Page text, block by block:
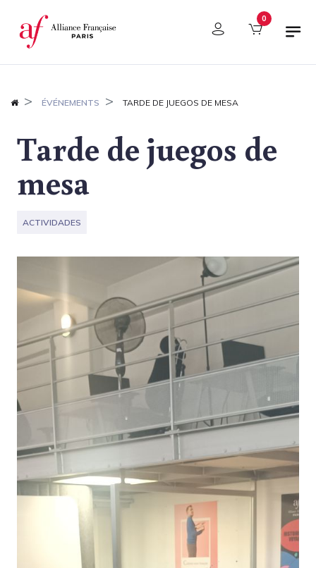
Panel de gestión de cookies 0
ÉVÉNEMENTS TARDE DE JUEGOS DE MESA
Tarde de juegos de
mesa
ACTIVIDADES